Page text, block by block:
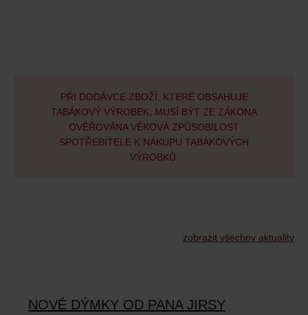
PŘI DODÁVCE ZBOŽÍ, KTERÉ OBSAHUJE
TABÁKOVÝ VÝROBEK, MUSÍ BÝT ZE ZÁKONA
OVĚŘOVÁNA VĚKOVÁ ZPŮSOBILOST
SPOTŘEBITELE K NÁKUPU TABÁKOVÝCH
VÝROBKŮ.
zobrazit všechny aktuality
NOVÉ DÝMKY OD PANA JIRSY